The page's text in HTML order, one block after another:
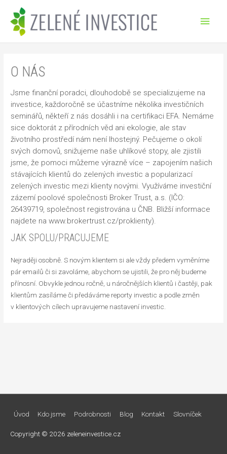
obsah
O NÁS
Jsme finanční poradci, dlouhodobě se specializujeme na
investice, každoročně se účastníme několika investičních
seminářů, někteří z nás dosáhli i na certifikaci EFA. Nemáme
sice doktorát z přírodních věd ani ekologie, ale stav
životního prostředí nám není lhostejný. Pečujeme o okolí
svých domovů, snižujeme naše uhlíkové stopy, ale zjistili
jsme, že pomoci můžeme výrazně více – zapojením našich
stávajících klientů do zelených investic a popularizací
zelených investic mezi klienty novými. Využíváme investiční
zázemí poolové společnosti Broker Trust, a.s. (IČO:
26439719, společnost registrována u ČNB. Bližší informace
najdete na www.brokertrust.cz/proklienty).
JAK SPOLU/PRACUJEME
Nejraději osobně. S novým klientem si ale vždy předem vyměníme
pár emailů či si zavoláme, abychom se ujistili, že pro něj budeme
přínosní. Obvykle jednou ročně, u náročnějších klientů i častěji, pak
klientům zasíláme či předáváme reporty investic a podle změn
v klientových cílech upravujeme nastavení investic.
Úvod Kdo jsme Podrobnosti Blog Kontakt Slovníček
Copyright © 2026 zeleneinvestice.cz